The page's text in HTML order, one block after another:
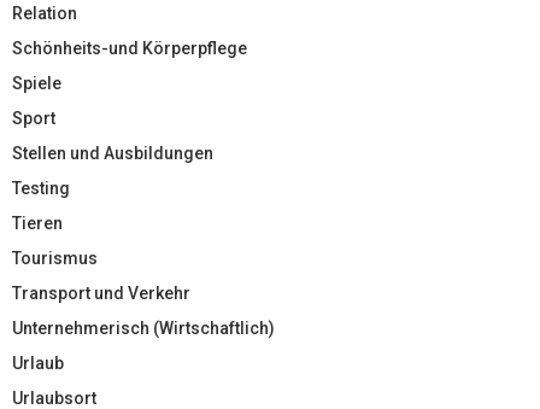
Relation
Schönheits-und Körperpflege
Spiele
Sport
Stellen und Ausbildungen
Testing
Tieren
Tourismus
Transport und Verkehr
Unternehmerisch (Wirtschaftlich)
Urlaub
Urlaubsort